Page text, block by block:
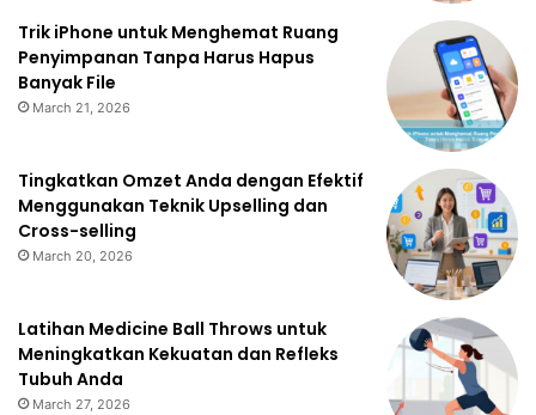
Trik iPhone untuk Menghemat Ruang
Penyimpanan Tanpa Harus Hapus
Banyak File
March 21, 2026
Tingkatkan Omzet Anda dengan Efektif
Menggunakan Teknik Upselling dan
Cross-selling
March 20, 2026
Latihan Medicine Ball Throws untuk
Meningkatkan Kekuatan dan Refleks
Tubuh Anda
March 27, 2026